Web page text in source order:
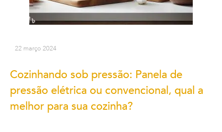
22 março 2024
Cozinhando sob pressão: Panela de
pressão elétrica ou convencional, qual a
melhor para sua cozinha?